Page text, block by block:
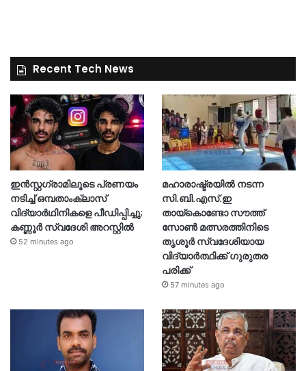
Recent Tech News
ഇൻസ്റ്റഗ്രാമിലൂടെ പ്രണയം
നടിച്ച് ഒമ്പതാംക്ലാസ്
വിദ്യാർഥിനികളെ പീഡിപ്പിച്ചു;
കണ്ണൂർ സ്വദേശി അറസ്റ്റിൽ
52 minutes ago
മഹാരാഷ്ട്രയിൽ നടന്ന
സി.ബി.എസ്.ഇ
തായ്കൊണ്ടോ സൗത്ത്
സോൺ മത്സരത്തിനിടെ
തൃശൂർ സ്വദേശിയായ
വിദ്യാർത്ഥിക്ക് ഗുരുതര
പരിക്ക്
57 minutes ago